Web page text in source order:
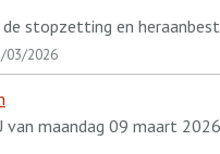
de stopzetting en
03/2026
van maandag 09 maart